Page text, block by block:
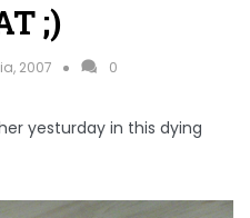
;)
2007 0
yesturday in this dying